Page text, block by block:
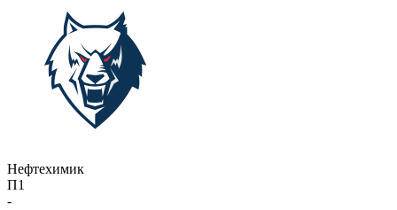
Нефтехимик
П1
-